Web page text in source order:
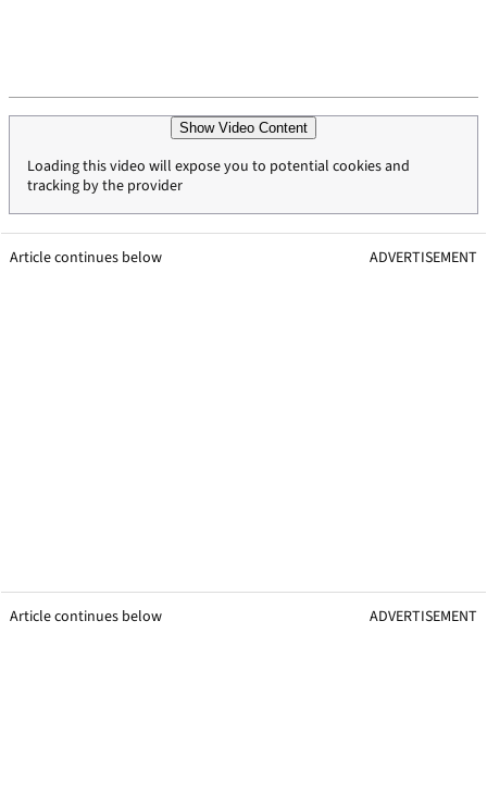
Show Video Content
Loading this video will expose you to potential cookies and
tracking by the provider
Article continues below ADVERTISEMENT
Article continues below ADVERTISEMENT